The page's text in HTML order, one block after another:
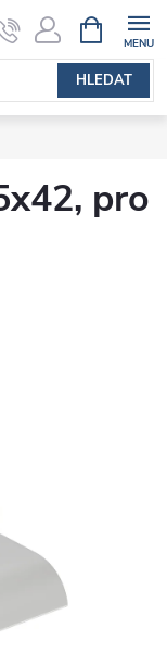
HLEDAT
NÁKUPNÍ
KOŠÍK
pro